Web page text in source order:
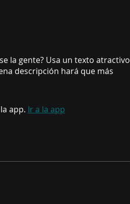
la gente? Usa un texto atractivo
descripción hará que más
app. Ir a la app